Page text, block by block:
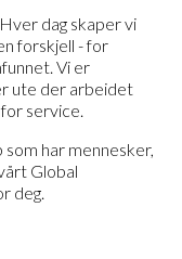
dag skaper vi
forskjell - for
Vi er
ute der arbeidet
service.
har mennesker,
Global
deg.